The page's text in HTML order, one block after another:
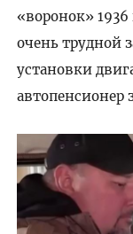
«воронок» 1936
очень трудной
установки
автопенсионер